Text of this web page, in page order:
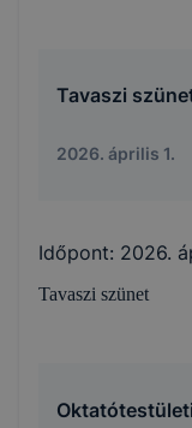
Tavaszi
2026. április 1.
Időpont: 2026.
Tavaszi szünet